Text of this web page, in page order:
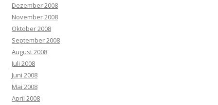
Dezember 2008
November 2008
Oktober 2008
September 2008
August 2008
Juli 2008
Juni 2008
Mai 2008
April 2008